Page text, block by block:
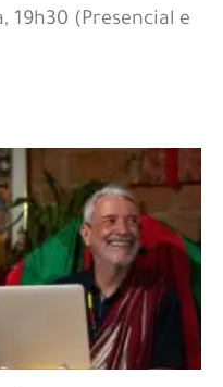
19h30 (Presencial e